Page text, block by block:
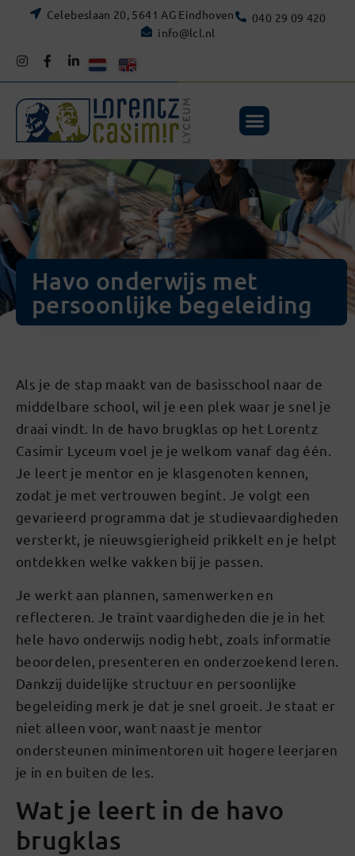
Celebeslaan 20, 5641 AG Eindhoven
040 29 09 420
info@lcl.nl
Havo onderwijs met
persoonlijke begeleiding
Als je de stap maakt van de basisschool naar de
middelbare school, wil je een plek waar je snel je
draai vindt. In de havo brugklas op het Lorentz
Casimir Lyceum voel je je welkom vanaf dag één.
Je leert je mentor en je klasgenoten kennen,
zodat je met vertrouwen begint. Je volgt een
gevarieerd programma dat je studievaardigheden
versterkt, je nieuwsgierigheid prikkelt en je helpt
ontdekken welke vakken bij je passen.
Je werkt aan plannen, samenwerken en
reflecteren. Je traint vaardigheden die je in het
hele havo onderwijs nodig hebt, zoals informatie
beoordelen, presenteren en onderzoekend leren.
Dankzij duidelijke structuur en persoonlijke
begeleiding merk je dat je snel groeit. Je staat er
niet alleen voor, want naast je mentor
ondersteunen minimentoren uit hogere leerjaren
je in en buiten de les.
Wat je leert in de havo
brugklas